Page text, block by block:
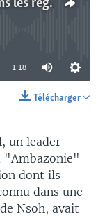
Amnesty dénonce les "atrocités" dans les régions anglophones du Cameroun
1:18
Télécharger
un leader
"Ambazonie"
dont ils
dans une
Nsoh, avait